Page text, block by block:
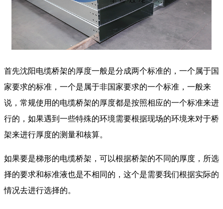
首先沈阳电缆桥架的厚度一般是分成两个标准的，一个属于国
家要求的标准，一个是属于非国家要求的一个标准，一般来
说，常规使用的电缆桥架的厚度都是按照相应的一个标准来进
行的，如果遇到一些特殊的环境需要根据现场的环境来对于桥
架来进行厚度的测量和核算。
如果要是梯形的电缆桥架，可以根据桥架的不同的厚度，所选
择的要求和标准液也是不相同的，这个是需要我们根据实际的
情况去进行选择的。